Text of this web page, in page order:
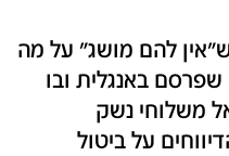
ש"אין להם מושג" על מה
באנגלית ובו
משלוחי נשק
על ביטול